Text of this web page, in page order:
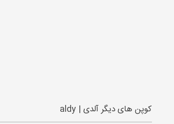
کوپن های دیگر آلدی | aldy